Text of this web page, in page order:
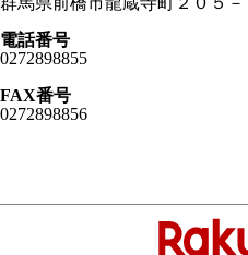
電話番号
0272898855
FAX番号
0272898856